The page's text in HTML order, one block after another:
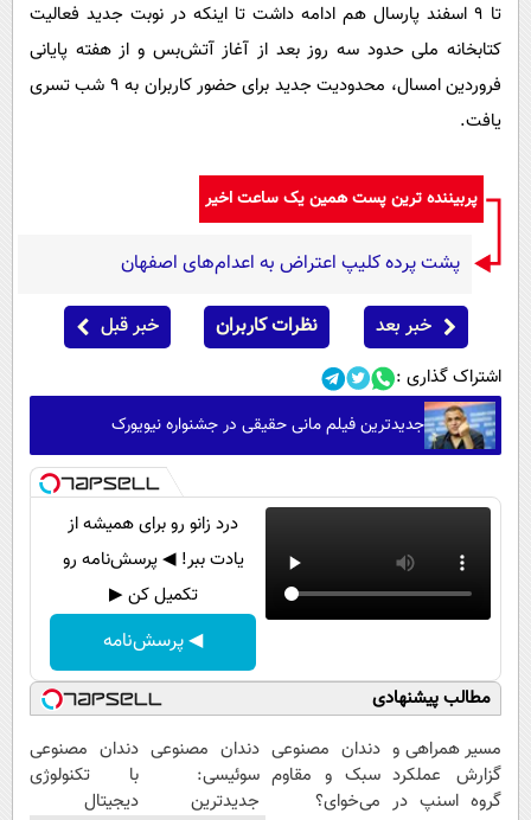
تا 9 اسفند پارسال هم ادامه داشت تا اینکه در نوبت جدید فعالیت
کتابخانه ملی حدود سه روز بعد از آغاز آتش‌بس و از هفته پایانی
فروردین امسال، محدودیت جدید برای حضور کاربران به 9 شب تسری
یافت.
پربیننده ترین پست همین یک ساعت اخیر
پشت پرده کلیپ اعتراض به اعدام‌های اصفهان
خبر بعد نظرات کاربران خبر قبل
اشتراک گذاری :
جدیدترین فیلم مانی حقیقی در جشنواره نیویورک
درد زانو رو برای همیشه از
یادت ببر! ◀ پرسش‌نامه رو
تکمیل کن ▶
◀ پرسش‌نامه
مطالب پیشنهادی
مسیر همراهی و
گزارش عملکرد
گروه اسنپ در
دندان مصنوعی
سبک و مقاوم
می‌خوای؟
دندان مصنوعی
سوئیسی:
جدیدترین
دندان مصنوعی
با تکنولوژی
دیجیتال